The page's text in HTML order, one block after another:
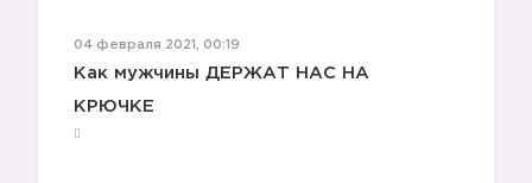
04 февраля 2021, 00:19
Как мужчины ДЕРЖАТ НАС НА
КРЮЧКЕ